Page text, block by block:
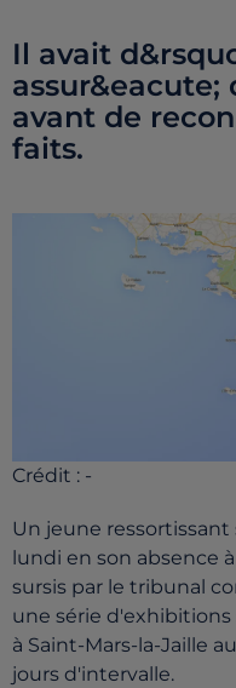
Il avait
avant de
faits.
Crédit : -
Un jeune
lundi en son absence
sursis par le tribunal
une série
à Saint-Mars-la-Jaille
jours d'intervalle.